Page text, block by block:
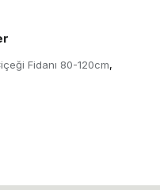
Fidanı 80-120cm,